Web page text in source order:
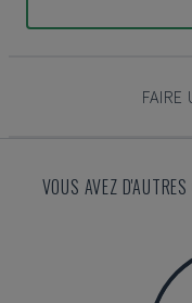
FAIRE
VOUS AVEZ